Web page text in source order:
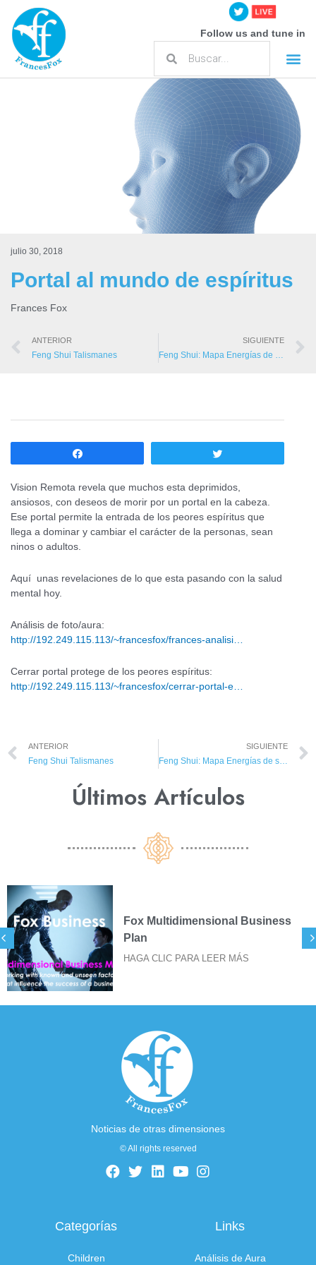
Follow us and tune in
julio 30, 2018
Portal al mundo de espíritus
Frances Fox
ANTERIOR
Feng Shui Talismanes
SIGUIENTE
Feng Shui: Mapa Energías de su casa
Vision Remota revela que muchos esta deprimidos,
ansiosos, con deseos de morir por un portal en la cabeza.
Ese portal permite la entrada de los peores espíritus que
llega a dominar y cambiar el carácter de la personas, sean
ninos o adultos.
Aquí unas revelaciones de lo que esta pasando con la salud
mental hoy.
Análisis de foto/aura:
http://192.249.115.113/~francesfox/frances-analisi…
Cerrar portal protege de los peores espíritus:
http://192.249.115.113/~francesfox/cerrar-portal-e…
ANTERIOR
Feng Shui Talismanes
SIGUIENTE
Feng Shui: Mapa Energías de su casa
Últimos Artículos​
Fox Multidimensional Business
Plan
HAGA CLIC PARA LEER MÁS
Noticias de otras dimensiones
© All rights reserved
Categorías
Children
Links
Análisis de Aura